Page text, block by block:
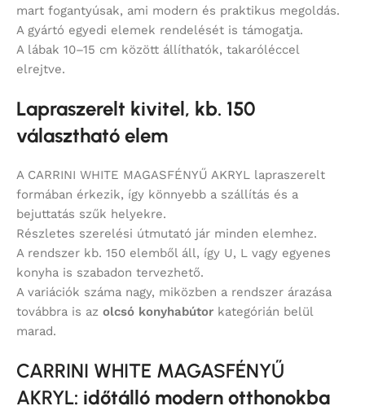
mart fogantyúsak, ami modern és praktikus megoldás.
A gyártó egyedi elemek rendelését is támogatja.
A lábak 10–15 cm között állíthatók, takaróléccel
elrejtve.
Lapraszerelt kivitel, kb. 150
választható elem
A CARRINI WHITE MAGASFÉNYŰ AKRYL lapraszerelt
formában érkezik, így könnyebb a szállítás és a
bejuttatás szűk helyekre.
Részletes szerelési útmutató jár minden elemhez.
A rendszer kb. 150 elemből áll, így U, L vagy egyenes
konyha is szabadon tervezhető.
A variációk száma nagy, miközben a rendszer árazása
továbbra is az olcsó konyhabútor kategórián belül
marad.
CARRINI WHITE MAGASFÉNYŰ
AKRYL: időtálló modern otthonokba